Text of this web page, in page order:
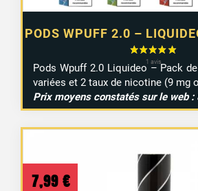
PODS WPUFF 2.0 –
Pods Wpuff 2.0 Liquideo – Pack
variées et 2 taux de nicotine (9 mg
Prix moyens constatés sur le web :
7,99 €